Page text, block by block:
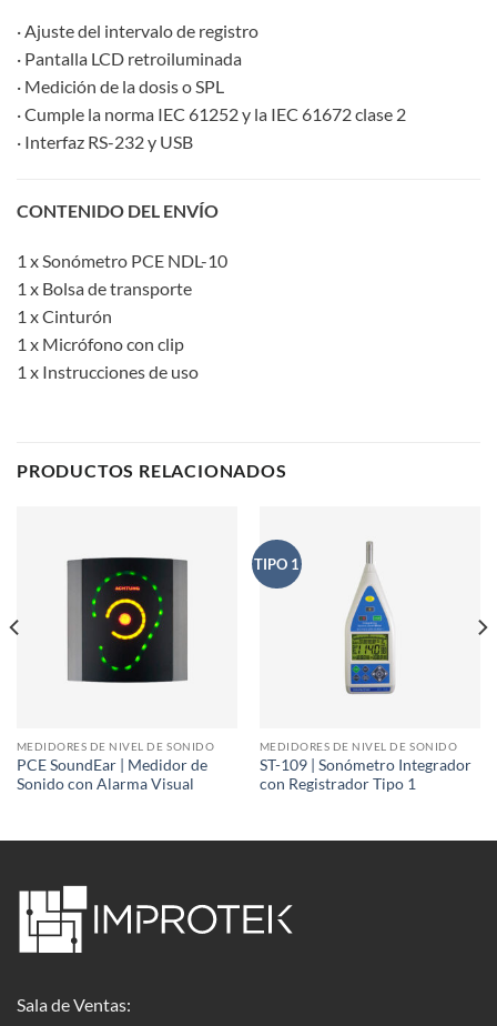
· Ajuste del intervalo de registro
· Pantalla LCD retroiluminada
· Medición de la dosis o SPL
· Cumple la norma IEC 61252 y la IEC 61672 clase 2
· Interfaz RS-232 y USB
CONTENIDO DEL ENVÍO
1 x Sonómetro PCE NDL-10
1 x Bolsa de transporte
1 x Cinturón
1 x Micrófono con clip
1 x Instrucciones de uso
PRODUCTOS RELACIONADOS
MEDIDORES DE NIVEL DE SONIDO
PCE SoundEar | Medidor de
Sonido con Alarma Visual
TIPO 1
MEDIDORES DE NIVEL DE SONIDO
ST-109 | Sonómetro Integrador
con Registrador Tipo 1
Sala de Ventas: